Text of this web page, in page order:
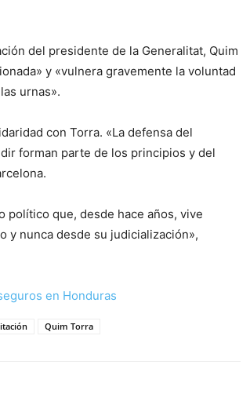
del presidente de la Generalitat, Quim
y «vulnera gravemente la voluntad
urnas».
con Torra. «La defensa del
forman parte de los principios y del
político que, desde hace años, vive
y nunca desde su judicialización»,
en Honduras
Quim Torra